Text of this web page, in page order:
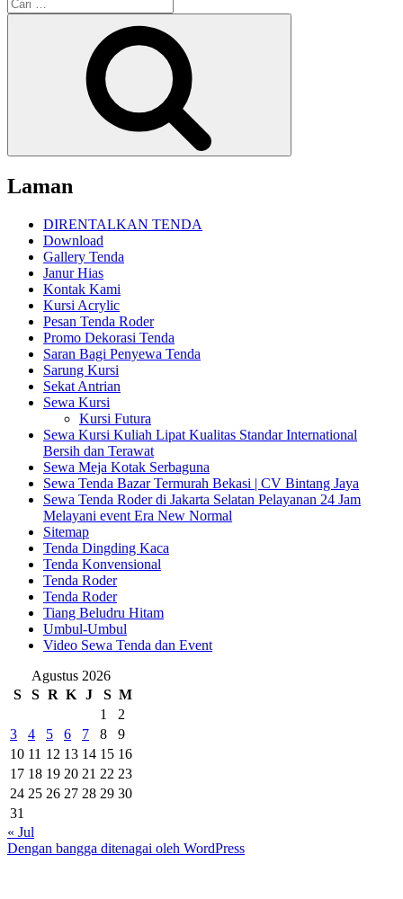
untuk:
Laman
DIRENTALKAN TENDA
Download
Gallery Tenda
Janur Hias
Kontak Kami
Kursi Acrylic
Pesan Tenda Roder
Promo Dekorasi Tenda
Saran Bagi Penyewa Tenda
Sarung Kursi
Sekat Antrian
Sewa Kursi
Kursi Futura
Sewa Kursi Kuliah Lipat Kualitas Standar International
Bersih dan Terawat
Sewa Meja Kotak Serbaguna
Sewa Tenda Bazar Termurah Bekasi | CV Bintang Jaya
Sewa Tenda Roder di Jakarta Selatan Pelayanan 24 Jam
Melayani event Era New Normal
Sitemap
Tenda Dingding Kaca
Tenda Konvensional
Tenda Roder
Tenda Roder
Tiang Beludru Hitam
Umbul-Umbul
Video Sewa Tenda dan Event
Agustus 2026
S
S R K J S M
1
2
3
4 5 6 7 8
9
10 11 12 13 14 15 16
17 18 19 20 21 22 23
24 25 26 27 28 29 30
31
« Jul
Dengan bangga ditenagai oleh WordPress